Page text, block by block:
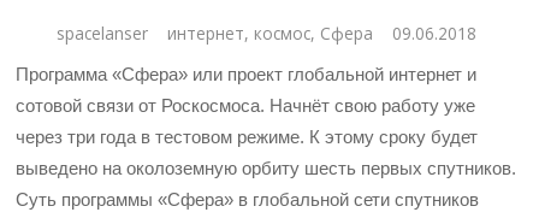
spacelanser интернет, космос, Сфера 09.06.2018
Программа «Сфера» или проект глобальной интернет и
сотовой связи от Роскосмоса. Начнёт свою работу уже
через три года в тестовом режиме. К этому сроку будет
выведено на околоземную орбиту шесть первых спутников.
Суть программы «Сфера» в глобальной сети спутников